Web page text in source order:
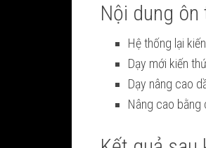
Nội dung
Hệ thống lại
Dạy mới kiến
Dạy nâng cao
Nâng cao bằng